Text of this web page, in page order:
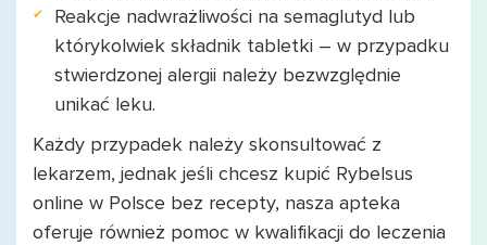
Reakcje nadwrażliwości na semaglutyd lub
którykolwiek składnik tabletki – w przypadku
stwierdzonej alergii należy bezwzględnie
unikać leku.
Każdy przypadek należy skonsultować z
lekarzem, jednak jeśli chcesz kupić Rybelsus
online w Polsce bez recepty, nasza apteka
oferuje również pomoc w kwalifikacji do leczenia